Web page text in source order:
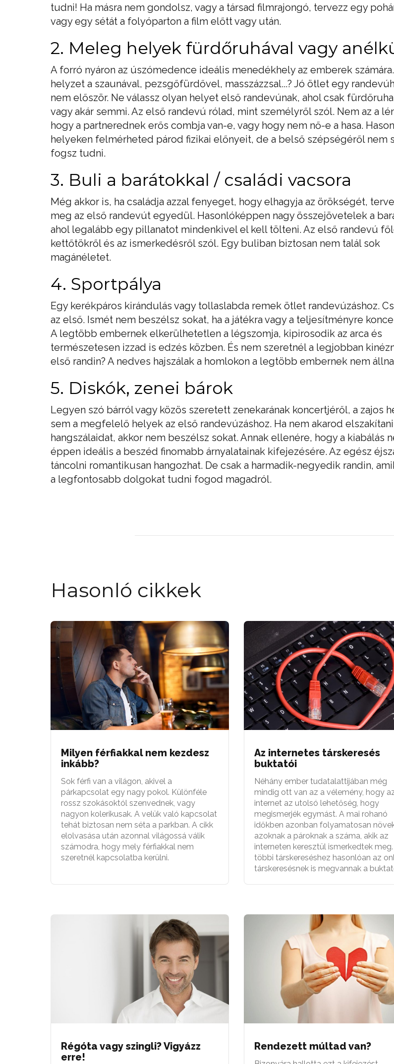
tudni! Ha másra nem gondolsz, vagy a társad filmrajongó, tervezz egy
vagy egy sétát a folyóparton a film előtt vagy után.
2. Meleg helyek fürdőruhával vagy
A forró nyáron az úszómedence ideális menedékhely az emberek
helyzet a szaunával, pezsgőfürdővel, masszázzsal...? Jó ötlet egy
nem először. Ne válassz olyan helyet első randevúnak, ahol csak fürdőruha
vagy akár semmi. Az első randevú rólad, mint személyről szól. Nem az a
hogy a partnerednek erős combja van-e, vagy hogy nem nő-e a hasa.
helyeken felmérheted párod fizikai előnyeit, de a belső szépségéről nem
fogsz tudni.
3. Buli a barátokkal / családi vacsora
Még akkor is, ha családja azzal fenyeget, hogy elhagyja az örökségét,
meg az első randevút egyedül. Hasonlóképpen nagy összejövetelek a
ahol legalább egy pillanatot mindenkivel el kell tölteni. Az első randevú
kettőtökről és az ismerkedésről szól. Egy buliban biztosan nem talál sok
magánéletet.
4. Sportpálya
Egy kerékpáros kirándulás vagy tollaslabda remek ötlet randevúzáshoz.
az első. Ismét nem beszélsz sokat, ha a játékra vagy a teljesítményre
A legtöbb embernek elkerülhetetlen a légszomja, kipirosodik az arca és
természetesen izzad is edzés közben. És nem szeretnél a legjobban
első randin? A nedves hajszálak a homlokon a legtöbb embernek nem
5. Diskók, zenei bárok
Legyen szó bárról vagy közös szeretett zenekarának koncertjéről, a zajos
sem a megfelelő helyek az első randevúzáshoz. Ha nem akarod
hangszálaidat, akkor nem beszélsz sokat. Annak ellenére, hogy a kiabálás
éppen ideális a beszéd finomabb árnyalatainak kifejezésére. Az egész
táncolni romantikusan hangozhat. De csak a harmadik-negyedik randin,
a legfontosabb dolgokat tudni fogod magadról.
Hasonló cikkek
Milyen férfiakkal nem kezdesz
inkább?
Sok férfi van a világon, akivel a
párkapcsolat egy nagy pokol. Különféle
rossz szokásoktól szenvednek, vagy
nagyon kolerikusak. A velük való kapcsolat
tehát biztosan nem séta a parkban. A cikk
elolvasása után azonnal világossá válik
számodra, hogy mely férfiakkal nem
szeretnél kapcsolatba kerülni.
Az internetes társkeresés
buktatói
Néhány ember tudatalattijában még
mindig ott van az a vélemény, hogy
internet az utolsó lehetőség, hogy
megismerjék egymást. A mai rohanó
időkben azonban folyamatosan
azoknak a pároknak a száma, akik az
interneten keresztül ismerkedtek
többi társkereséshez hasonlóan az
társkeresésnek is megvannak a
Régóta vagy szingli? Vigyázz
erre!
Rendezett múltad van?